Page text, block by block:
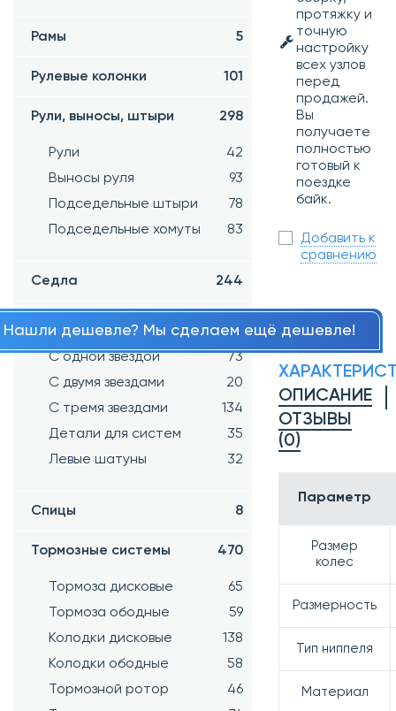
Рамы 5
Рулевые колонки 101
Рули, выносы, штыри 298
Рули
42
Выносы руля
93
Подседельные штыри
78
Подседельные хомуты
83
Седла 244
С одной звездой
73
С двумя звездами
20
С тремя звездами
134
Детали для систем
35
Левые шатуны
32
Спицы 8
Тормозные системы 470
Тормоза дисковые
65
Тормоза ободные
59
Колодки дисковые
138
Колодки ободные
58
Тормозной ротор
46
протяжку и
точную
настройку
всех узлов
перед
продажей.
Вы
получаете
полностью
готовый к
поездке
байк.
Добавить к
сравнению
Нашли дешевле? Мы сделаем ещё дешевле!
ОПИСАНИЕ
ОТЗЫВЫ
(0)
Параметр
Размер
колес
Размерность
Тип ниппеля
Материал